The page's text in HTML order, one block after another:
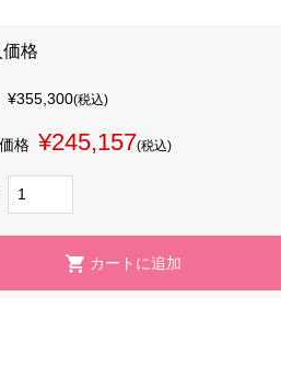
格
¥355,300(税込)
格 ¥245,157(税込)